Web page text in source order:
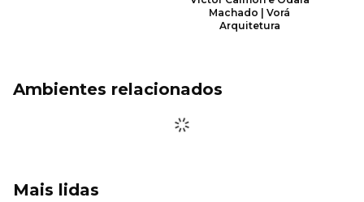
Machado | Vorá
Arquitetura
Ambientes relacionados
Mais lidas